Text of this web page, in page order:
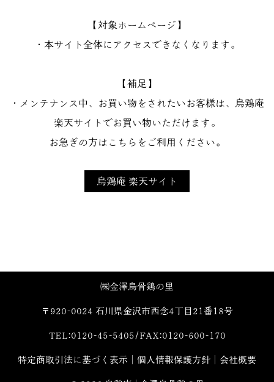
【対象ホームページ】
・本サイト全体にアクセスできなくなります。
【補足】
・メンテナンス中、お買い物をされたいお客様は、烏鶏庵
楽天サイトでお買い物いただけます。
お急ぎの方はこちらをご利用ください。
烏鶏庵 楽天サイト
㈱金澤烏骨鶏の里
〒920-0024 石川県金沢市西念4丁目21番18号
TEL:0120-45-5405/FAX:0120-600-170
特定商取引法に基づく表示 個人情報保護方針 会社概要